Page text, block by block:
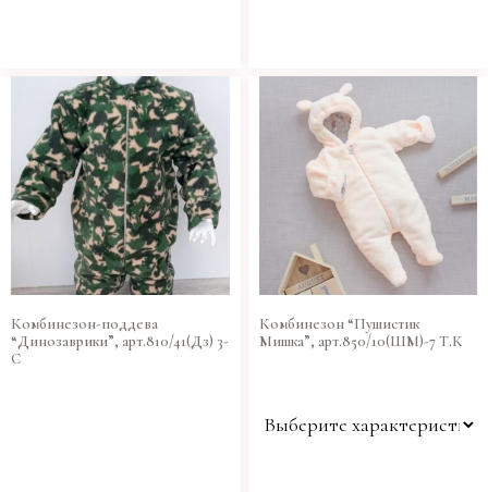
Комбинезон-поддева
“Динозаврики”, арт.810/41(Дз) 3-
С
Комбинезон “Пушистик
Мишка”, арт.850/10(ШМ)-7 Т.К
Размер